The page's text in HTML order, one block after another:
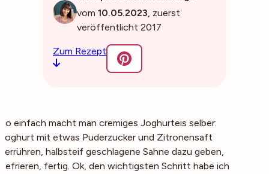
vom 10.05.2023, zuerst
veröffentlicht 2017
Zum Rezept
So einfach macht man cremiges Joghurteis selber:
Joghurt mit etwas Puderzucker und Zitronensaft
verrühren, halbsteif geschlagene Sahne dazu geben,
gefrieren, fertig. Ok, den wichtigsten Schritt habe ich